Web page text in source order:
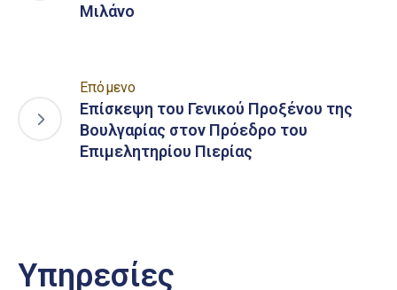
Μιλάνο
Επόμενο
Επίσκεψη του Γενικού Προξένου της
Βουλγαρίας στον Πρόεδρο του
Επιμελητηρίου Πιερίας
Υπηρεσίες